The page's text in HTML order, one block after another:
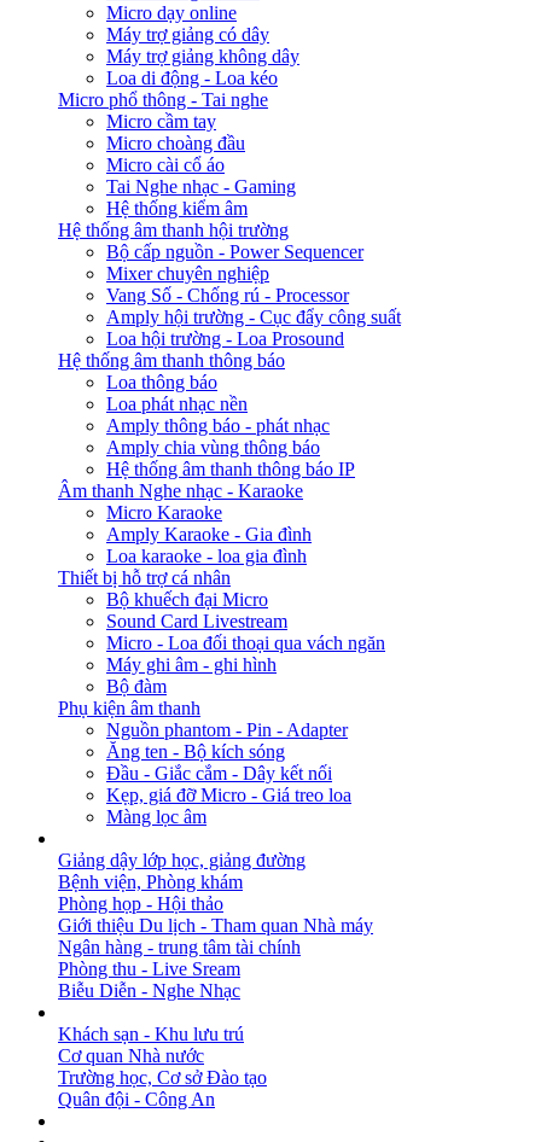
Micro dạy online
Máy trợ giảng có dây
Máy trợ giảng không dây
Loa di động - Loa kéo
Micro phổ thông - Tai nghe
Micro cầm tay
Micro choàng đầu
Micro cài cổ áo
Tai Nghe nhạc - Gaming
Hệ thống kiểm âm
Hệ thống âm thanh hội trường
Bộ cấp nguồn - Power Sequencer
Mixer chuyên nghiệp
Vang Số - Chống rú - Processor
Amply hội trường - Cục đẩy công suất
Loa hội trường - Loa Prosound
Hệ thống âm thanh thông báo
Loa thông báo
Loa phát nhạc nền
Amply thông báo - phát nhạc
Amply chia vùng thông báo
Hệ thống âm thanh thông báo IP
Âm thanh Nghe nhạc - Karaoke
Micro Karaoke
Amply Karaoke - Gia đình
Loa karaoke - loa gia đình
Thiết bị hỗ trợ cá nhân
Bộ khuếch đại Micro
Sound Card Livestream
Micro - Loa đối thoại qua vách ngăn
Máy ghi âm - ghi hình
Bộ đàm
Phụ kiện âm thanh
Nguồn phantom - Pin - Adapter
Ăng ten - Bộ kích sóng
Đầu - Giắc cắm - Dây kết nối
Kẹp, giá đỡ Micro - Giá treo loa
Màng lọc âm
Giảng dậy lớp học, giảng đường
Bệnh viện, Phòng khám
Phòng họp - Hội thảo
Giới thiệu Du lịch - Tham quan Nhà máy
Ngân hàng - trung tâm tài chính
Phòng thu - Live Sream
Biễu Diễn - Nghe Nhạc
Khách sạn - Khu lưu trú
Cơ quan Nhà nước
Trường học, Cơ sở Đào tạo
Quân đội - Công An